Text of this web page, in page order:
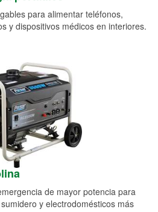
para alimentar teléfonos,
y dispositivos médicos en interiores.
de mayor potencia para
y electrodomésticos más